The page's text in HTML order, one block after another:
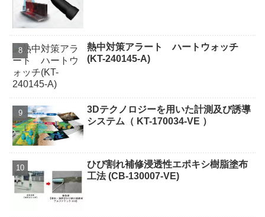
熱中対策アラート ハートウォッチ
(KT-240145-A)
3Dテクノロジーを用いた計測及び誘導
システム（ KT-170034-VE ）
ひび割れ補修浸透性エポキシ樹脂塗布
工法 (CB-130007-VE)